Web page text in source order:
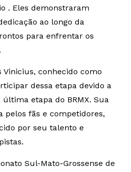
. Eles demonstraram
ao longo da
para enfrentar os
conhecido como
dessa etapa devido a
etapa do BRMX. Sua
pelos fãs e competidores,
por seu talento e
Sul-Mato-Grossense de